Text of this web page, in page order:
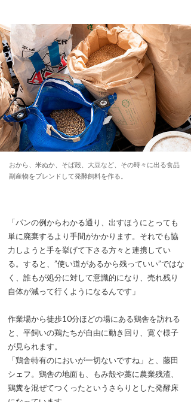
おから、米ぬか、そば殻、大豆など、その時々に出る食品
副産物をブレンドして発酵飼料を作る。
「パンの例からわかる通り、出すほうにとっても
単に廃棄するより手間がかかります。それでも協
力しようと手を挙げて下さる方々と連携してい
る。すると、”使い道があるから残っていい”ではな
く、誰もが処分に対して意識的になり、売れ残り
自体が減って行くようになるんです」
作業場から徒歩10分ほどの場にある鶏舎を訪れる
と、平飼いの鶏たちが自由に動き回り、寛ぐ様子
が見られます。
「鶏舎特有のにおいが一切ないですね」と、藤田
シェフ。鶏舎の地面も、もみ殻や藁に農業残渣、
鶏糞を混ぜてつくったというさらりとした発酵床